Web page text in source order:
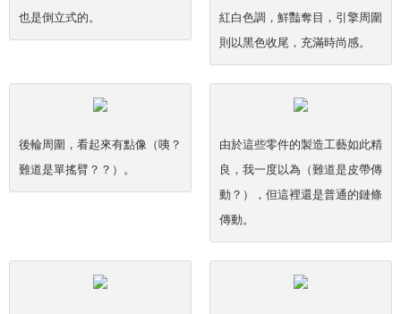
也是倒立式的。 紅白色調，鮮豔奪目，引擎周圍
則以黑色收尾，充滿時尚感。
後輪周圍，看起來有點像（咦？
難道是單搖臂？？）。
由於這些零件的製造工藝如此精
良，我一度以為（難道是皮帶傳
動？），但這裡還是普通的鏈條
傳動。